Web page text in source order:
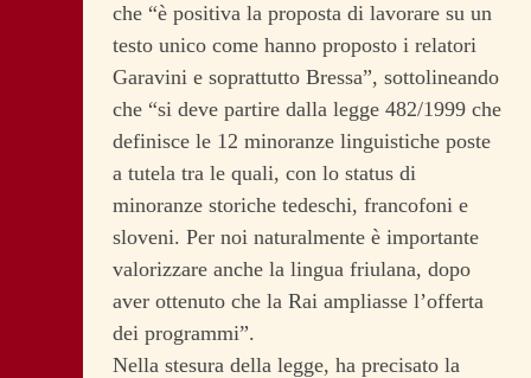
che “è positiva la proposta di lavorare su un
testo unico come hanno proposto i relatori
Garavini e soprattutto Bressa”, sottolineando
che “si deve partire dalla legge 482/1999 che
definisce le 12 minoranze linguistiche poste
a tutela tra le quali, con lo status di
minoranze storiche tedeschi, francofoni e
sloveni. Per noi naturalmente è importante
valorizzare anche la lingua friulana, dopo
aver ottenuto che la Rai ampliasse l’offerta
dei programmi”.
Nella stesura della legge, ha precisato la